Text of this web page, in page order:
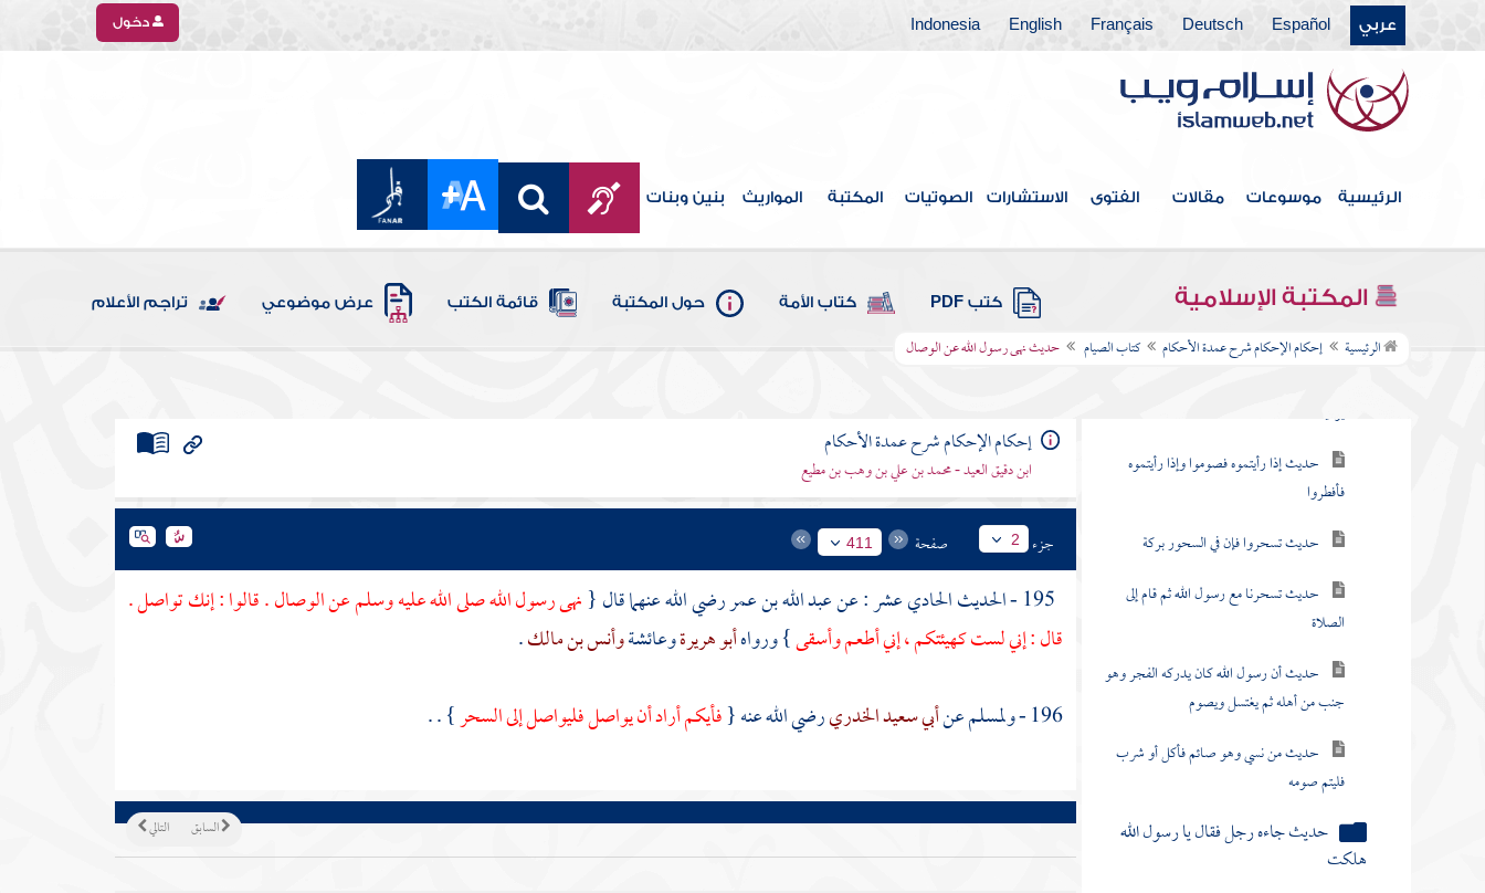
عربي Español
Deutsch
Français
English
Indonesia دخول
الرئيسية موسوعات مقالات الفتوى الاستشارات الصوتيات المكتبة المواريث بنين وبنات
المكتبة الإسلامية كتب PDF كتاب الأمة حول المكتبة قائمة الكتب عرض موضوعي تراجم الأعلام
الرئيسية إحكام الإحكام شرح عمدة الأحكام كتاب الصيام حديث نهى رسول الله عن الوصال
فهرس الكتاب
كتاب الطهارة
كتاب الصلاة
كتاب الجنائز
كتاب الزكاة
كتاب الصيام
يومين
حديث إذا رأيتموه فصوموا وإذا رأيتموه
فأفطروا
حديث تسحروا فإن في السحور بركة
حديث تسحرنا مع رسول الله ثم قام إلى
الصلاة
حديث أن رسول الله كان يدركه الفجر وهو
جنب من أهله ثم يغتسل ويصوم
حديث من نسي وهو صائم فأكل أو شرب
فليتم صومه
حديث جاءه رجل فقال يا رسول الله
هلكت
إحكام الإحكام شرح عمدة الأحكام
ابن دقيق العيد - محمد بن علي بن وهب بن مطيع
جزء 2 صفحة 411
عبد الله بن عمررضي الله عنهما قال {نهى رسول الله صلى الله عليه وسلم عن الوصال . قالوا : إنك تواصل .
قال : إني لست كهيئتكم ، إني أطعم وأسقى} ورواهأبو هريرةوعائشةوأنس بن مالك.
196 - ولمسلمعنأبي سعيد الخدريرضي الله عنه {فأيكم أراد أن يواصل فليواصل إلى السحر} . .
التالي السابق